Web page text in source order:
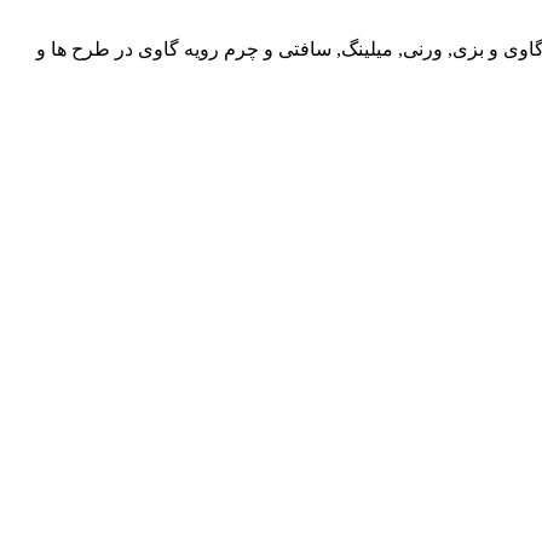
و بزی, ورنی, میلینگ, سافتی و چرم رویه گاوی در طرح ها و